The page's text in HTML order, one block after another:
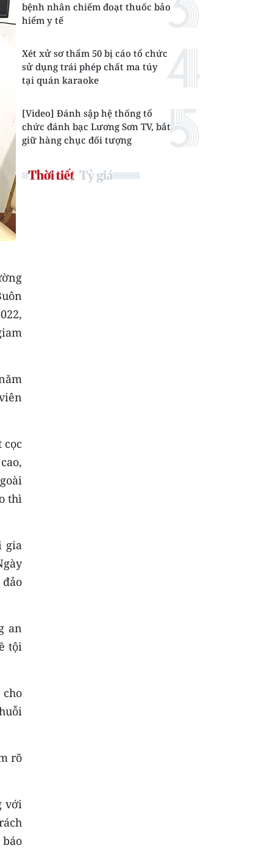
cọc
thì
gia
an
tội
rõ
với
bệnh nhân chiếm đoạt thuốc bảo
hiểm y tế
Xét xử sơ thẩm 50 bị cáo tổ chức
sử dụng trái phép chất ma túy
tại quán karaoke
[Video] Đánh sập hệ thống tổ
chức đánh bạc Lương Sơn TV, bắt
giữ hàng chục đối tượng
Thời tiết Tỷ giá